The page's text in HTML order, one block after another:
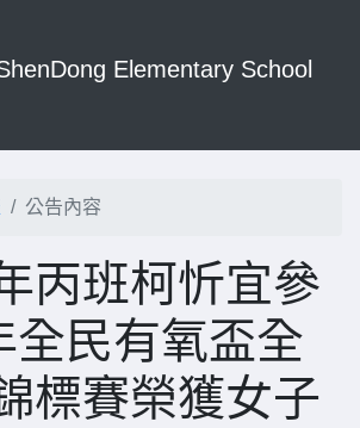
Elementary School
公告內容
丙班柯忻宜參
全民有氧盃全
標賽榮獲女子